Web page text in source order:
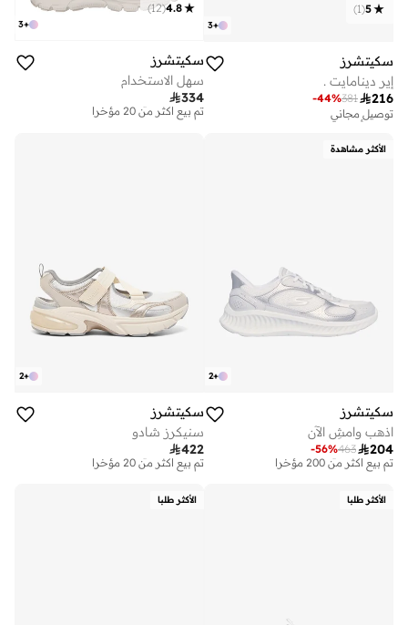
+
3
5
(
1
)
سكيتشرز
إير دينامايت .
216
381
-44%
توصيل مجاني
تم بيع أكثر من 30 مؤخرا
توصيل مجاني
+
3
4.8
(
12
)
سكيتشرز
سهل الاستخدام
334
توصيل مجاني
تم بيع أكثر من 20 مؤخرا
توصيل مجاني
الأكثر مشاهدة
+
2
سكيتشرز
اذهب وامشِ الآن
204
463
-56%
توصيل مجاني
تم بيع أكثر من 200 مؤخرا
توصيل مجاني
+
2
سكيتشرز
سنيكرز شادو
422
توصيل مجاني
تم بيع أكثر من 20 مؤخرا
توصيل مجاني
الأكثر طلبا الأكثر طلبا